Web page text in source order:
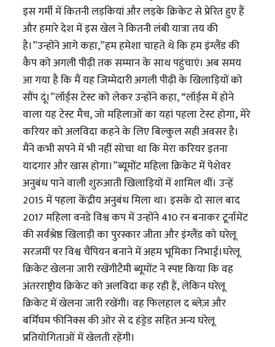
इस गर्मी में कितनी लड़कियां और लड़के क्रिकेट से प्रेरित हुए हैं
और हमारे देश में इस खेल ने कितनी लंबी यात्रा तय की
है।”उन्होंने आगे कहा,”हम हमेशा चाहते थे कि हम इंग्लैंड की
कैप को अगली पीढ़ी तक सम्मान के साथ पहुंचाएं। अब समय
आ गया है कि मैं यह जिम्मेदारी अगली पीढ़ी के खिलाड़ियों को
सौंप दूं।”लॉर्ड्स टेस्ट को लेकर उन्होंने कहा, “लॉर्ड्स में होने
वाला यह टेस्ट मैच, जो महिलाओं का यहां पहला टेस्ट होगा, मेरे
करियर को अलविदा कहने के लिए बिल्कुल सही अवसर है।
मैंने कभी सपने में भी नहीं सोचा था कि मेरा करियर इतना
यादगार और खास होगा।”ब्यूमोंट महिला क्रिकेट में पेशेवर
अनुबंध पाने वाली शुरुआती खिलाड़ियों में शामिल थीं। उन्हें
2015 में पहला केंद्रीय अनुबंध मिला था। इसके दो साल बाद
2017 महिला वनडे विश्व कप में उन्होंने 410 रन बनाकर टूर्नामेंट
की सर्वश्रेष्ठ खिलाड़ी का पुरस्कार जीता और इंग्लैंड को घरेलू
सरजमीं पर विश्व चैंपियन बनाने में अहम भूमिका निभाई।घरेलू
क्रिकेट खेलना जारी रखेंगीटैमी ब्यूमोंट ने स्पष्ट किया कि वह
अंतरराष्ट्रीय क्रिकेट को अलविदा कह रही हैं, लेकिन घरेलू
क्रिकेट में खेलना जारी रखेंगी। वह फिलहाल द ब्लेज़ और
बर्मिंघम फीनिक्स की ओर से द हंड्रेड सहित अन्य घरेलू
प्रतियोगिताओं में खेलती रहेंगी।